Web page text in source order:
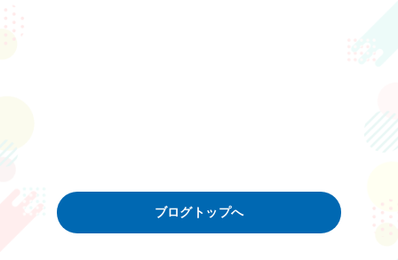
ブログトップへ